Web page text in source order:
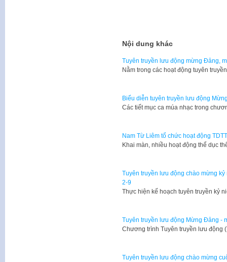
Nội dung khác
Tuyên truyền lưu động mừng Đảng,
Nằm trong các hoạt động tuyên
Biểu diễn tuyên truyền lưu động
Các tiết mục ca múa nhạc trong
Nam Từ Liêm tổ chức hoạt động
Khai màn, nhiều hoạt động thể dục
Tuyên truyền lưu động chào mừng
2-9
​Thực hiện kế hoạch tuyên truyền kỷ
Tuyên truyền lưu động Mừng Đảng -
Chương trình Tuyên truyền lưu
Tuyên truyền lưu động chào mừng